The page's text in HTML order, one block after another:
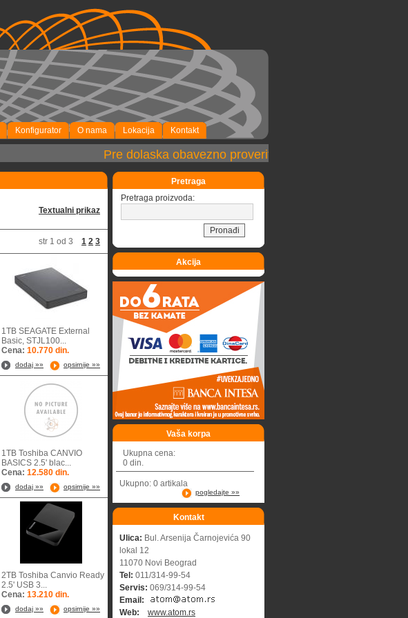
Konfigurator O nama Lokacija Kontakt
Pre dolaska obavezno proveriti dostupnost robe!
Textualni prikaz
str 1 od 3 1 2 3
1TB SEAGATE External
Basic, STJL100...
Cena: 10.770 din.
dodaj »» opsirnije »»
1TB Toshiba CANVIO
BASICS 2.5' blac...
Cena: 12.580 din.
dodaj »» opsirnije »»
2TB Toshiba Canvio Ready
2.5' USB 3...
Cena: 13.210 din.
dodaj »» opsirnije »»
Pretraga
Pretraga proizvoda:
Akcija
Vaša korpa
Ukupna cena:
0 din.
Ukupno: 0 artikala
pogledajte »»
Kontakt
Ulica: Bul. Arsenija Čarnojevića 90
lokal 12
11070 Novi Beograd
Tel: 011/314-99-54
Servis: 069/314-99-54
Email:
Web:
www.atom.rs